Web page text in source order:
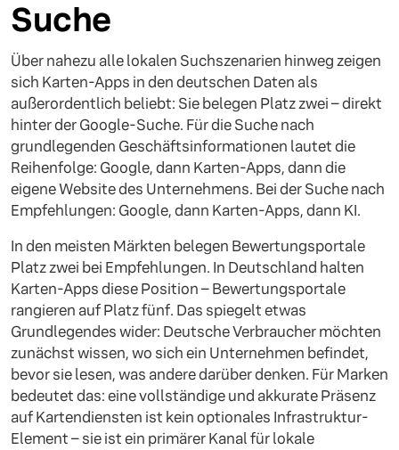
Suche
Über nahezu alle lokalen Suchszenarien hinweg zeigen
sich Karten-Apps in den deutschen Daten als
außerordentlich beliebt: Sie belegen Platz zwei – direkt
hinter der Google-Suche. Für die Suche nach
grundlegenden Geschäftsinformationen lautet die
Reihenfolge: Google, dann Karten-Apps, dann die
eigene Website des Unternehmens. Bei der Suche nach
Empfehlungen: Google, dann Karten-Apps, dann KI.
In den meisten Märkten belegen Bewertungsportale
Platz zwei bei Empfehlungen. In Deutschland halten
Karten-Apps diese Position – Bewertungsportale
rangieren auf Platz fünf. Das spiegelt etwas
Grundlegendes wider: Deutsche Verbraucher möchten
zunächst wissen, wo sich ein Unternehmen befindet,
bevor sie lesen, was andere darüber denken. Für Marken
bedeutet das: eine vollständige und akkurate Präsenz
auf Kartendiensten ist kein optionales Infrastruktur-
Element – sie ist ein primärer Kanal für lokale